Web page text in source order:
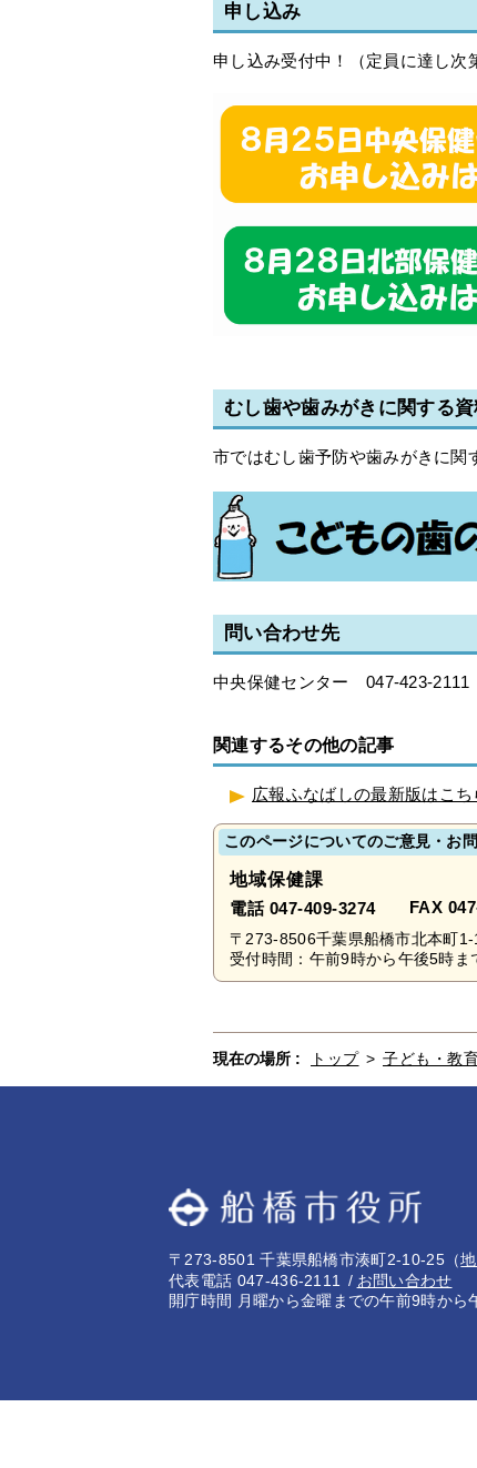
申し込み
申し込み受付中！（定員に達し次
むし歯や歯みがきに関する
市ではむし歯予防や歯みがきに関
問い合わせ先
中央保健センター 047-423-2111
関連するその他の記事
広報ふなばしの最新版はこ
このページについてのご意見・お
地域保健課
電話 047-409-3274 FAX
〒273-8506千葉県船橋市北本町
受付時間：午前9時から午後5時
現在の場所 : トップ > 子ども・教
〒273-8501 千葉県船橋市湊町2-10-25 （
代表電話 047-436-2111
お問い合わせ
開庁時間 月曜から金曜までの午前9時から